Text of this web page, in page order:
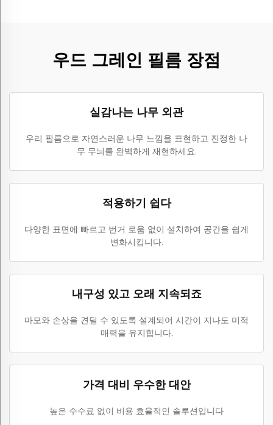
우드 그레인 필름 장점
실감나는 나무 외관
우리 필름으로 자연스러운 나무 느낌을 표현하고 진정한 나
무 무늬를 완벽하게 재현하세요.
적용하기 쉽다
다양한 표면에 빠르고 번거 로움 없이 설치하여 공간을 쉽게
변화시킵니다.
내구성 있고 오래 지속되죠
마모와 손상을 견딜 수 있도록 설계되어 시간이 지나도 미적
매력을 유지합니다.
가격 대비 우수한 대안
높은 수수료 없이 비용 효율적인 솔루션입니다